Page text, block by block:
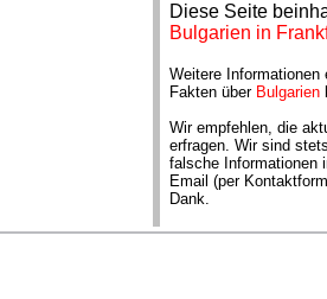
Diese Seite
Bulgarien in
Weitere Informationen
Fakten über Bulgarien
Wir empfehlen, die
erfragen. Wir sind
falsche Informationen
Email (per
Dank.